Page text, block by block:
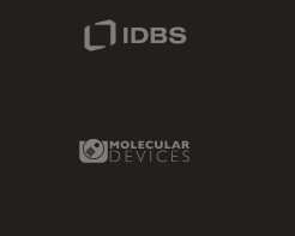
Molecular Devices